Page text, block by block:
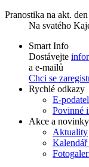
Pranostika na akt. den
Na svatého
Smart Info
Dostávejte
a e-mailů
Chci se
Rychlé odkazy
E-
Povinné
Akce a novinky
Aktuality